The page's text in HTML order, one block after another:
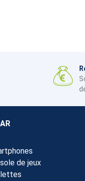
de jeux